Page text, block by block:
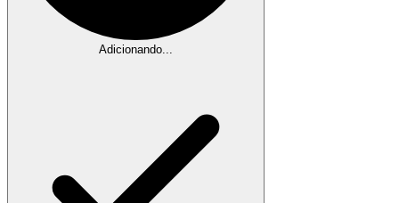
Adicionando...